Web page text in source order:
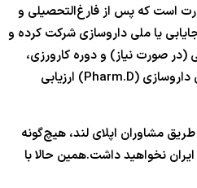
است که پس از فارغ‌التحصیلی و
یا ملی داروسازی شرکت کرده و
صورت نیاز) و دوره کارورزی،
مدرک شما معادل دکتری حرفه‌ای داروسازی (Pharm.D) ارزیابی
مشاوران اپلای لند، هیچ‌گونه
نخواهید داشت.همین حالا با